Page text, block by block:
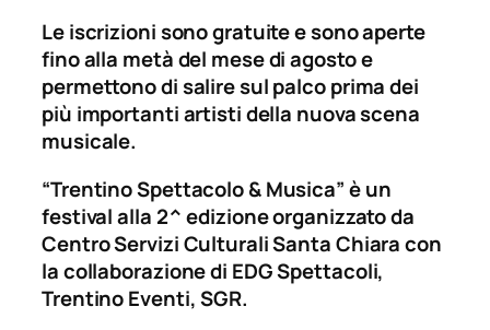
Le iscrizioni sono gratuite e sono aperte
fino alla metà del mese di agosto e
permettono di salire sul palco prima dei
più importanti artisti della nuova scena
musicale.
“Trentino Spettacolo & Musica”è un
festival alla 2^ edizione organizzato da
Centro Servizi Culturali Santa Chiara con
la collaborazione di EDG Spettacoli,
Trentino Eventi, SGR.